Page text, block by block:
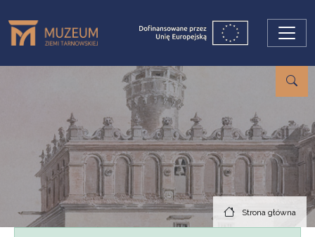
Strona główna